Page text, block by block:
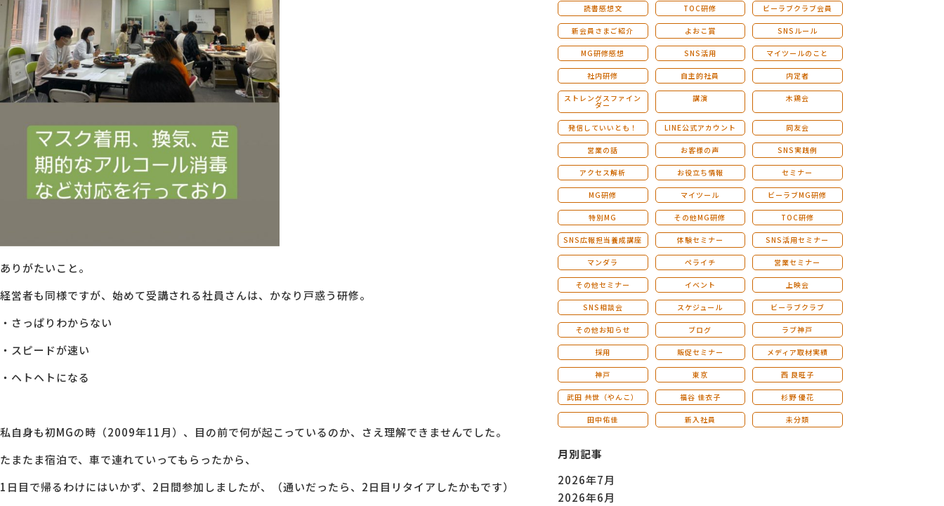
ありがたいこと。
経営者も同様ですが、始めて受講される社員さんは、かなり戸惑う研修。
・さっぱりわからない
・スピードが速い
・ヘトヘトになる
私自身も初MGの時（2009年11月）、目の前で何が起こっているのか、さえ理解できませんでした。
たまたま宿泊で、車で連れていってもらったから、
1日目で帰るわけにはいかず、2日間参加しましたが、（通いだったら、2日目リタイアしたかもです）
読書感想文 TOC研修 ビーラブクラブ会員
新会員さまご紹介 よおこ賞 SNSルール
MG研修感想 SNS活用 マイツールのこと
社内研修 自主的社員 内定者
ストレングスファイン
ダー
講演 木鶏会
発信していいとも！ LINE公式アカウント 同友会
営業の話 お客様の声 SNS実践例
アクセス解析 お役立ち情報 セミナー
MG研修 マイツール ビーラブMG研修
特別MG その他MG研修 TOC研修
SNS広報担当養成講座 体験セミナー SNS活用セミナー
マンダラ ペライチ 営業セミナー
その他セミナー イベント 上映会
SNS相談会 スケジュール ビーラブクラブ
その他お知らせ ブログ ラブ神戸
採用 販促セミナー メディア取材実績
神戸 東京 西 良旺子
武田 共世（やんこ） 福谷 佳衣子 杉野 優花
田中佑佳 新入社員 未分類
月別記事
2026年7月
2026年6月